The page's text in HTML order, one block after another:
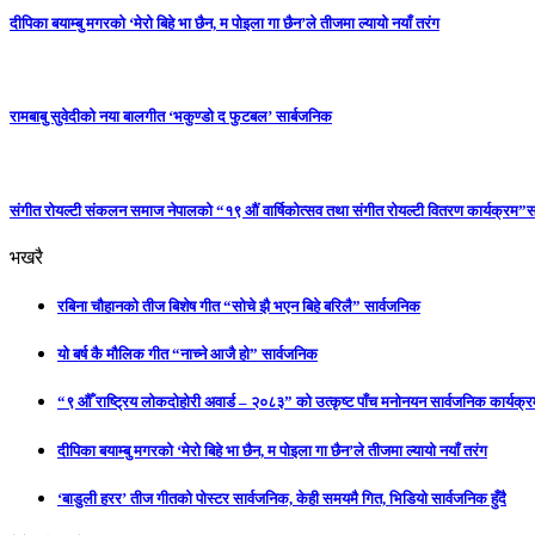
दीपिका बयाम्बु मगरको ‘मेरो बिहे भा छैन, म पोइला गा छैन’ले तीजमा ल्यायो नयाँ तरंग
रामबाबु सुवेदीको नया बालगीत ‘भकुण्डो द फुटबल’ सार्बजनिक
संगीत रोयल्टी संकलन समाज नेपालको “१९ औं वार्षिकोत्सव तथा संगीत रोयल्टी वितरण
भखरै
रबिना चौहानको तीज बिशेष गीत “सोचे झै भएन बिहे बरिलै” सार्वजनिक
यो बर्ष कै मौलिक गीत “नाच्ने आजै हो” सार्वजनिक
“९ औँ राष्ट्रिय लोकदोहोरी अवार्ड – २०८३” को उत्कृष्ट पाँच मनोनयन सार्वजनिक
दीपिका बयाम्बु मगरको ‘मेरो बिहे भा छैन, म पोइला गा छैन’ले तीजमा ल्यायो नयाँ तरंग
‘बाडुली हरर’ तीज गीतको पोस्टर सार्वजनिक, केही समयमै गित, भिडियो सार्वजनिक हुँदै